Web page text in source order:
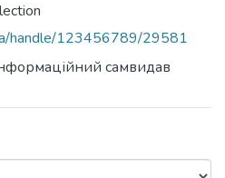
handle/123456789/29581
самвидав